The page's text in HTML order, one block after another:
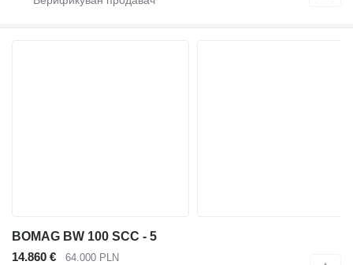
BOMAG BW 100 SCC - 5
14.860 €
64.000 PLN